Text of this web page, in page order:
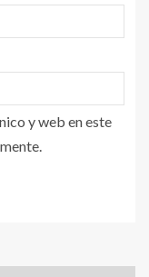
y web en este